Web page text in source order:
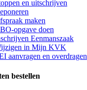
en uitschrijven
maken
opgave doen
Eenmanszaak
in Mijn KVK
aanvragen en overdragen
bestellen